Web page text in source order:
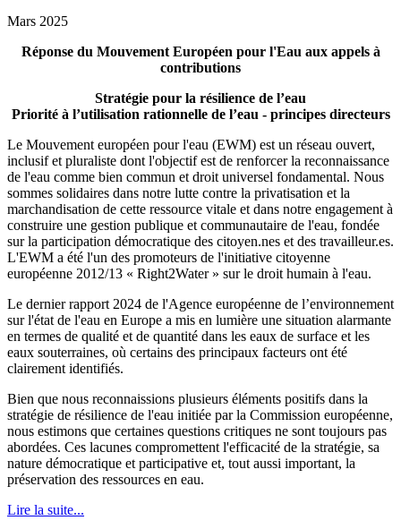
Mars 2025
Réponse du Mouvement Européen pour l'Eau aux appels à
contributions
Stratégie pour la résilience de l’eau
Priorité à l’utilisation rationnelle de l’eau - principes directeurs
Le Mouvement européen pour l'eau (EWM) est un réseau ouvert,
inclusif et pluraliste dont l'objectif est de renforcer la reconnaissance
de l'eau comme bien commun et droit universel fondamental. Nous
sommes solidaires dans notre lutte contre la privatisation et la
marchandisation de cette ressource vitale et dans notre engagement à
construire une gestion publique et communautaire de l'eau, fondée
sur la participation démocratique des citoyen.nes et des travailleur.es.
L'EWM a été l'un des promoteurs de l'initiative citoyenne
européenne 2012/13 « Right2Water » sur le droit humain à l'eau.
Le dernier rapport 2024 de l'Agence européenne de l’environnement
sur l'état de l'eau en Europe a mis en lumière une situation alarmante
en termes de qualité et de quantité dans les eaux de surface et les
eaux souterraines, où certains des principaux facteurs ont été
clairement identifiés.
Bien que nous reconnaissions plusieurs éléments positifs dans la
stratégie de résilience de l'eau initiée par la Commission européenne,
nous estimons que certaines questions critiques ne sont toujours pas
abordées. Ces lacunes compromettent l'efficacité de la stratégie, sa
nature démocratique et participative et, tout aussi important, la
préservation des ressources en eau.
Lire la suite...